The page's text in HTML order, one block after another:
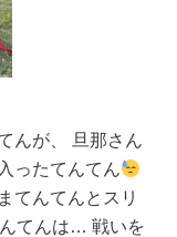
んが、 旦那さん
ったてんてん
てんてんとスリ
てんは… 戦いを